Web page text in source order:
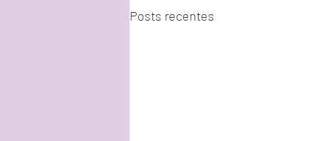
Posts recentes